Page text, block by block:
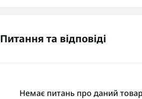
Питання та відповіді
Немає питань про даний